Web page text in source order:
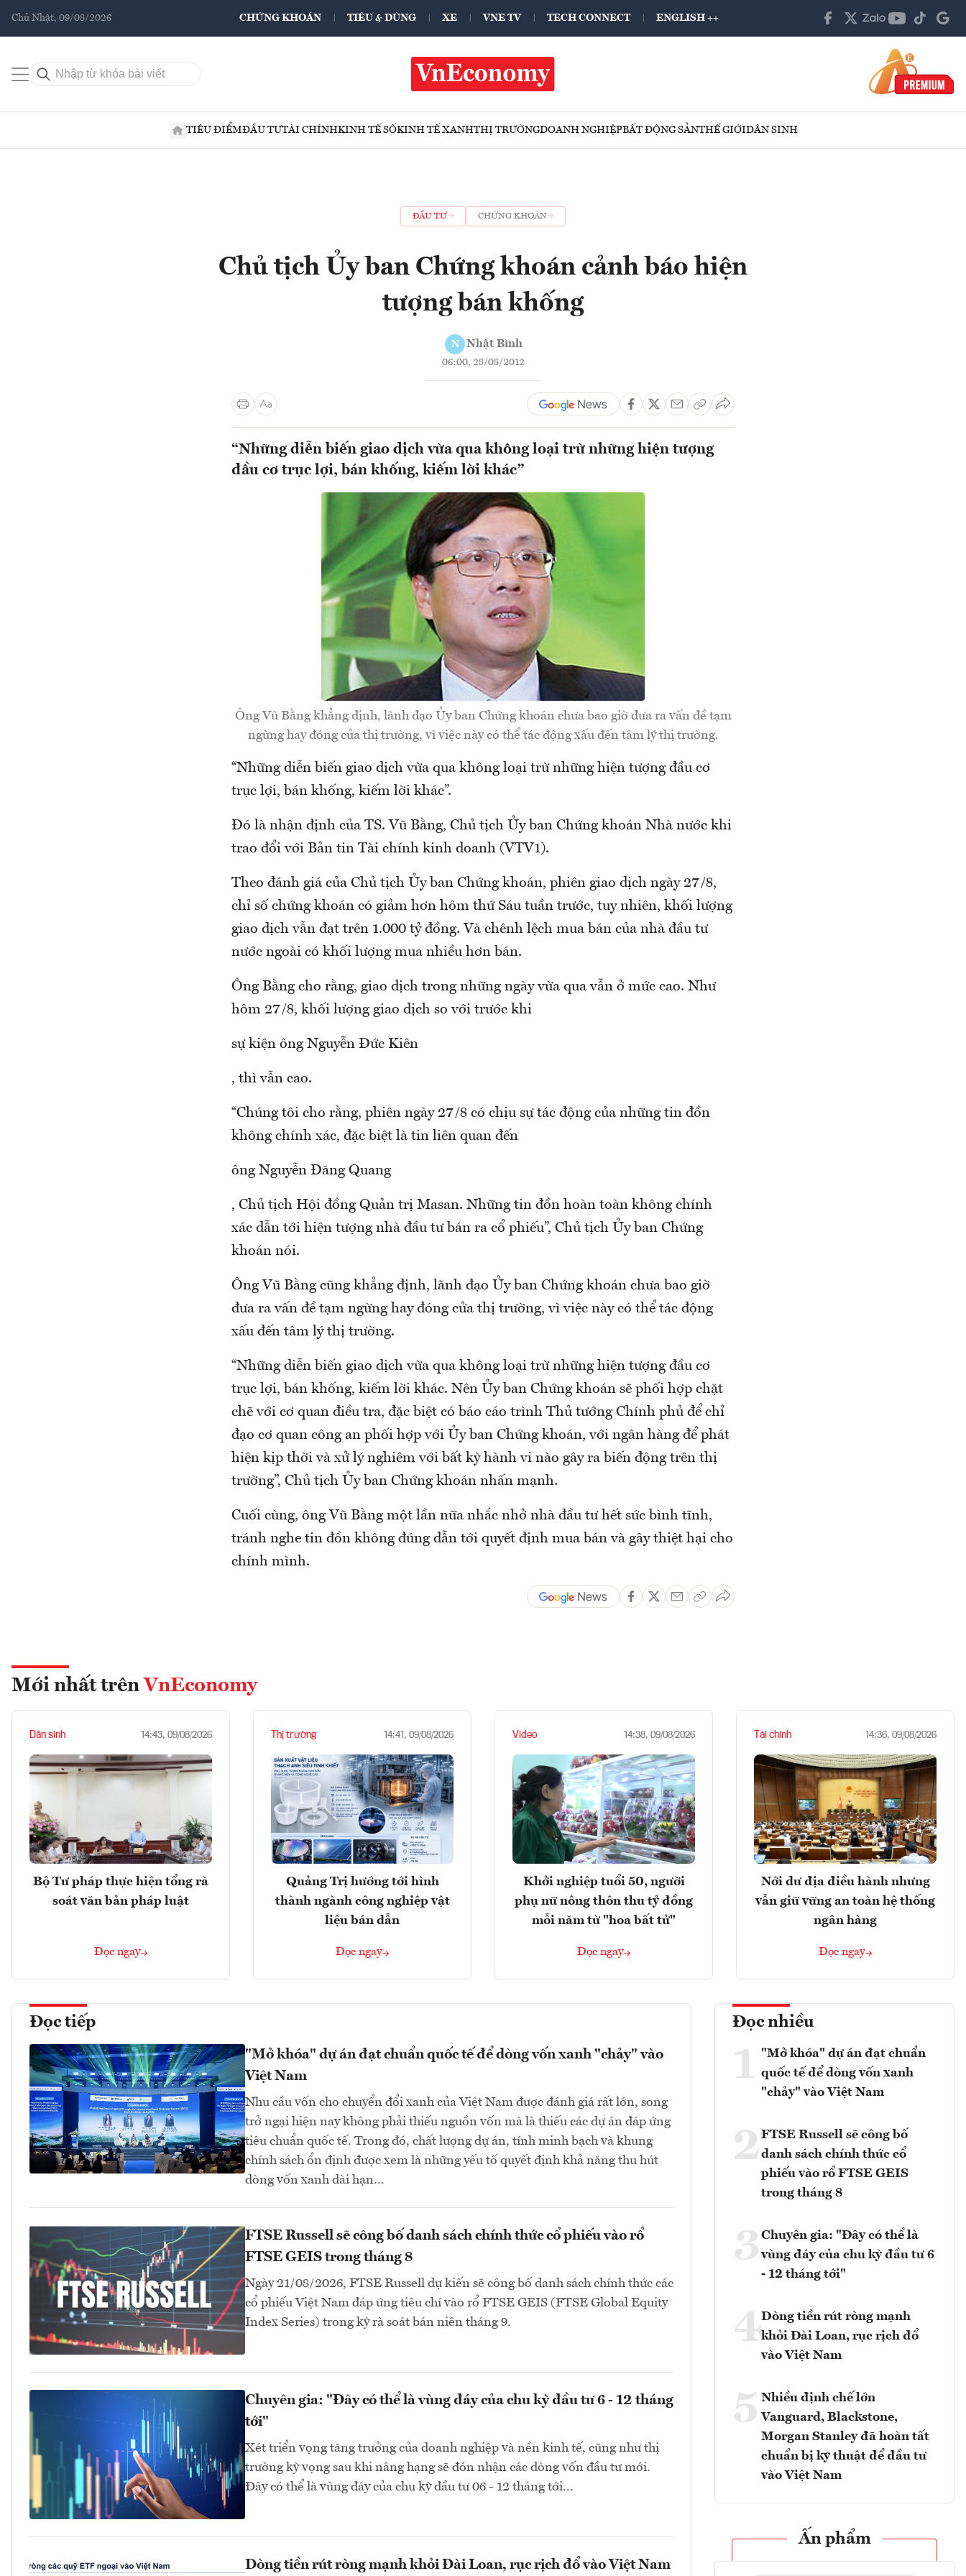
Chủ Nhật, 09/08/2026 CHỨNG KHOÁN TIÊU & DÙNG XE VNE TV TECH CONNECT ENGLISH ++
TIÊU ĐIỂMĐẦU TƯTÀI CHÍNHKINH TẾ SỐKINH TẾ XANHTHỊ TRƯỜNGDOANH NGHIỆPBẤT ĐỘNG SẢNTHẾ GIỚIDÂN SINH
ĐẦU TƯ CHỨNG KHOÁN
Chủ tịch Ủy ban Chứng khoán cảnh báo hiện
tượng bán khống
N Nhật Bình
06:00, 28/08/2012
“Những diễn biến giao dịch vừa qua không loại trừ những hiện tượng
đầu cơ trục lợi, bán khống, kiếm lời khác”
Ông Vũ Bằng khẳng định, lãnh đạo Ủy ban Chứng khoán chưa bao giờ đưa ra vấn đề tạm
ngừng hay đóng cửa thị trường, vì việc này có thể tác động xấu đến tâm lý thị trường.
“Những diễn biến giao dịch vừa qua không loại trừ những hiện tượng đầu cơ
trục lợi, bán khống, kiếm lời khác”.
Đó là nhận định của TS. Vũ Bằng, Chủ tịch Ủy ban Chứng khoán Nhà nước khi
trao đổi với Bản tin Tài chính kinh doanh (VTV1).
Theo đánh giá của Chủ tịch Ủy ban Chứng khoán, phiên giao dịch ngày 27/8,
chỉ số chứng khoán có giảm hơn hôm thứ Sáu tuần trước, tuy nhiên, khối lượng
giao dịch vẫn đạt trên 1.000 tỷ đồng. Và chênh lệch mua bán của nhà đầu tư
nước ngoài có khối lượng mua nhiều hơn bán.
Ông Bằng cho rằng, giao dịch trong những ngày vừa qua vẫn ở mức cao. Như
hôm 27/8, khối lượng giao dịch so với trước khi
sự kiện ông Nguyễn Đức Kiên
, thì vẫn cao.
“Chúng tôi cho rằng, phiên ngày 27/8 có chịu sự tác động của những tin đồn
không chính xác, đặc biệt là tin liên quan đến
ông Nguyễn Đăng Quang
, Chủ tịch Hội đồng Quản trị Masan. Những tin đồn hoàn toàn không chính
xác dẫn tới hiện tượng nhà đầu tư bán ra cổ phiếu”, Chủ tịch Ủy ban Chứng
khoán nói.
Ông Vũ Bằng cũng khẳng định, lãnh đạo Ủy ban Chứng khoán chưa bao giờ
đưa ra vấn đề tạm ngừng hay đóng cửa thị trường, vì việc này có thể tác động
xấu đến tâm lý thị trường.
“Những diễn biến giao dịch vừa qua không loại trừ những hiện tượng đầu cơ
trục lợi, bán khống, kiếm lời khác. Nên Ủy ban Chứng khoán sẽ phối hợp chặt
chẽ với cơ quan điều tra, đặc biệt có báo cáo trình Thủ tướng Chính phủ để chỉ
đạo cơ quan công an phối hợp với Ủy ban Chứng khoán, với ngân hàng để phát
hiện kịp thời và xử lý nghiêm với bất kỳ hành vi nào gây ra biến động trên thị
trường”, Chủ tịch Ủy ban Chứng khoán nhấn mạnh.
Cuối cùng, ông Vũ Bằng một lần nữa nhắc nhở nhà đầu tư hết sức bình tĩnh,
tránh nghe tin đồn không đúng dẫn tới quyết định mua bán và gây thiệt hại cho
chính mình.
Mới nhất trên VnEconomy
Dân sinh 14:43, 09/08/2026
Bộ Tư pháp thực hiện tổng rà
soát văn bản pháp luật
Đọc ngay
Thị trường 14:41, 09/08/2026
Quảng Trị hướng tới hình
thành ngành công nghiệp vật
liệu bán dẫn
Đọc ngay
Video 14:38, 09/08/2026
Khởi nghiệp tuổi 50, người
phụ nữ nông thôn thu tỷ đồng
mỗi năm từ "hoa bất tử"
Đọc ngay
Tài chính 14:36, 09/08/2026
Nới dư địa điều hành nhưng
vẫn giữ vững an toàn hệ thống
ngân hàng
Đọc ngay
Đọc tiếp
"Mở khóa" dự án đạt chuẩn quốc tế để dòng vốn xanh "chảy" vào
Việt Nam
Nhu cầu vốn cho chuyển đổi xanh của Việt Nam được đánh giá rất lớn, song
trở ngại hiện nay không phải thiếu nguồn vốn mà là thiếu các dự án đáp ứng
tiêu chuẩn quốc tế. Trong đó, chất lượng dự án, tính minh bạch và khung
chính sách ổn định được xem là những yếu tố quyết định khả năng thu hút
dòng vốn xanh dài hạn…
FTSE Russell sẽ công bố danh sách chính thức cổ phiếu vào rổ
FTSE GEIS trong tháng 8
Ngày 21/08/2026, FTSE Russell dự kiến sẽ công bố danh sách chính thức các
cổ phiếu Việt Nam đáp ứng tiêu chí vào rổ FTSE GEIS (FTSE Global Equity
Index Series) trong kỳ rà soát bán niên tháng 9.
Chuyên gia: "Đây có thể là vùng đáy của chu kỳ đầu tư 6 - 12 tháng
tới"
Xét triển vọng tăng trưởng của doanh nghiệp và nền kinh tế, cũng như thị
trường kỳ vọng sau khi nâng hạng sẽ đón nhận các dòng vốn đầu tư mới.
Đây có thể là vùng đáy của chu kỳ đầu tư 06 - 12 tháng tới...
Dòng tiền rút ròng mạnh khỏi Đài Loan, rục rịch đổ vào Việt Nam
Đọc nhiều
1
"Mở khóa" dự án đạt chuẩn
quốc tế để dòng vốn xanh
"chảy" vào Việt Nam
2FTSE Russell sẽ công bố
danh sách chính thức cổ
phiếu vào rổ FTSE GEIS
trong tháng 8
3 Chuyên gia: "Đây có thể là
vùng đáy của chu kỳ đầu tư 6
- 12 tháng tới"
4Dòng tiền rút ròng mạnh
khỏi Đài Loan, rục rịch đổ
vào Việt Nam
5 Nhiều định chế lớn
Vanguard, Blackstone,
Morgan Stanley đã hoàn tất
chuẩn bị kỹ thuật để đầu tư
vào Việt Nam
Ấn phẩm